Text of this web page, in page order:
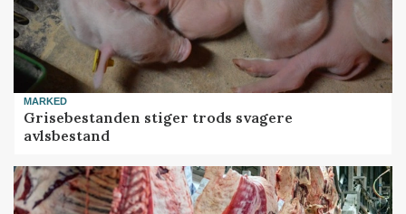
MARKED
Grisebestanden stiger trods svagere
avlsbestand